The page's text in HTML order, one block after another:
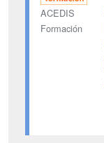
ACEDIS
Formación